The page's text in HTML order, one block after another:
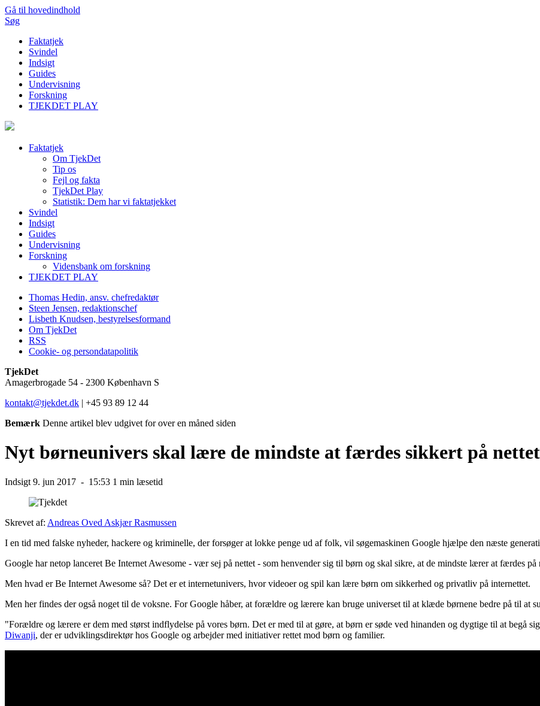
Gå til hovedindhold
Søg
Faktatjek
Svindel
Indsigt
Guides
Undervisning
Forskning
TJEKDET PLAY
Faktatjek
Om TjekDet
Tip os
Fejl og fakta
TjekDet Play
Statistik: Dem har vi faktatjekket
Svindel
Indsigt
Guides
Undervisning
Forskning
Vidensbank om forskning
TJEKDET PLAY
Thomas Hedin, ansv. chefredaktør
Steen Jensen, redaktionschef
Lisbeth Knudsen, bestyrelsesformand
Om TjekDet
RSS
Cookie- og persondatapolitik
TjekDet
Amagerbrogade 54 - 2300 København S
kontakt@tjekdet.dk | +45 93 89 12 44
Bemærk Denne artikel blev udgivet for over en måned siden
Nyt børneunivers skal lære de mindste at færdes sikkert på nettet
Indsigt 9. jun 2017 - 15:53 1 min læsetid
Skrevet af: Andreas Oved Askjær Rasmussen
I en tid med falske nyheder, hackere og kriminelle, der forsøger at lokke penge ud af folk, vil søgemaskinen Google hjælpe den næste
Google har netop lanceret Be Internet Awesome - vær sej på nettet - som henvender sig til børn og skal sikre, at de mindste lærer at færdes på
Men hvad er Be Internet Awesome så? Det er et internetunivers, hvor videoer og spil kan lære børn om sikkerhed og privatliv på internettet.
Men her findes der også noget til de voksne. For Google håber, at forældre og lærere kan bruge universet til at klæde børnene bedre på til at
"Forældre og lærere er dem med størst indflydelse på vores børn. Det er med til at gøre, at børn er søde ved hinanden og dygtige til at begå
Diwanji, der er udviklingsdirektør hos Google og arbejder med initiativer rettet mod børn og familier.